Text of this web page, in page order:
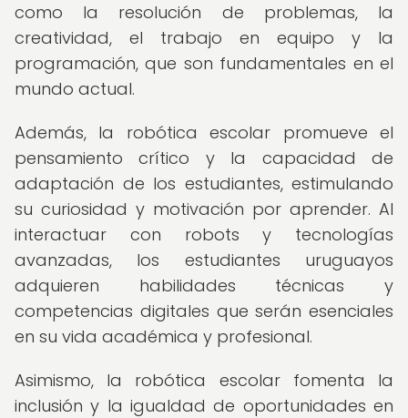
como la resolución de problemas, la
creatividad, el trabajo en equipo y la
programación, que son fundamentales en el
mundo actual.
Además, la robótica escolar promueve el
pensamiento crítico y la capacidad de
adaptación de los estudiantes, estimulando
su curiosidad y motivación por aprender. Al
interactuar con robots y tecnologías
avanzadas, los estudiantes uruguayos
adquieren habilidades técnicas y
competencias digitales que serán esenciales
en su vida académica y profesional.
Asimismo, la robótica escolar fomenta la
inclusión y la igualdad de oportunidades en